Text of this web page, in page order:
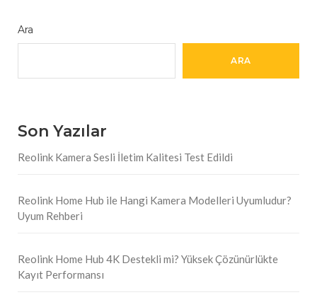
Ara
ARA
Son Yazılar
Reolink Kamera Sesli İletim Kalitesi Test Edildi
Reolink Home Hub ile Hangi Kamera Modelleri Uyumludur?
Uyum Rehberi
Reolink Home Hub 4K Destekli mi? Yüksek Çözünürlükte
Kayıt Performansı